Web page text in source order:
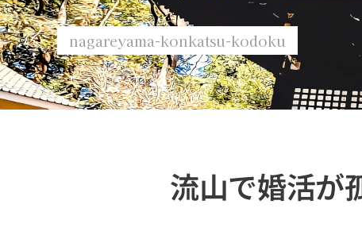
nagareyama-konkatsu-kodoku
流山で婚活が